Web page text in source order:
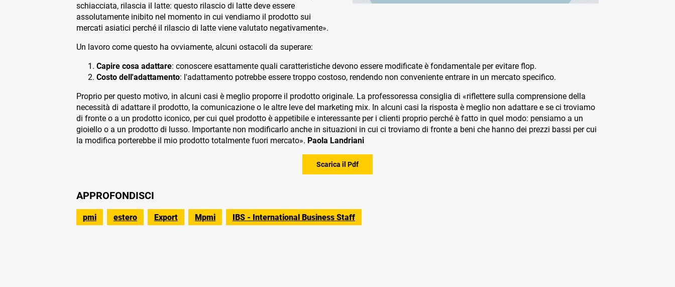
schiacciata, rilascia il latte: questo rilascio di latte deve essere
assolutamente inibito nel momento in cui vendiamo il prodotto sui
mercati asiatici perché il rilascio di latte viene valutato negativamente».
Un lavoro come questo ha ovviamente, alcuni ostacoli da superare:
Capire cosa adattare: conoscere esattamente quali caratteristiche devono essere modificate è fondamentale per evitare flop.
Costo dell'adattamento: l'adattamento potrebbe essere troppo costoso, rendendo non conveniente entrare in un mercato specifico.
Proprio per questo motivo, in alcuni casi è meglio proporre il prodotto originale. La professoressa consiglia di «riflettere sulla comprensione della
necessità di adattare il prodotto, la comunicazione o le altre leve del marketing mix. In alcuni casi la risposta è meglio non adattare e se ci troviamo
di fronte o a un prodotto iconico, per cui quel prodotto è appetibile e interessante per i clienti proprio perché è fatto in quel modo: pensiamo a un
gioiello o a un prodotto di lusso. Importante non modificarlo anche in situazioni in cui ci troviamo di fronte a beni che hanno dei prezzi bassi per cui
la modifica porterebbe il mio prodotto totalmente fuori mercato». Paola Landriani
Scarica il Pdf
APPROFONDISCI
pmi estero Export Mpmi IBS - International Business Staff